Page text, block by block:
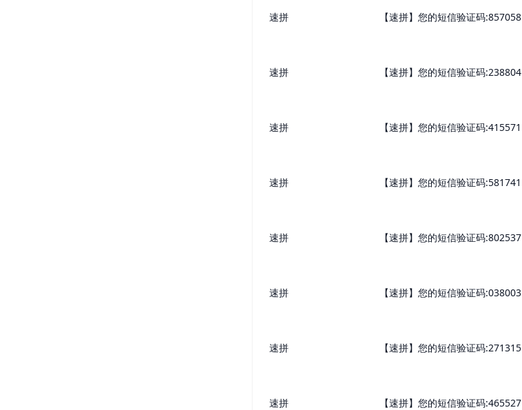
速拼 【速拼】您的短信验证码:857058
速拼 【速拼】您的短信验证码:238804
速拼 【速拼】您的短信验证码:415571
速拼 【速拼】您的短信验证码:581741
速拼 【速拼】您的短信验证码:802537
速拼 【速拼】您的短信验证码:038003
速拼 【速拼】您的短信验证码:271315
速拼 【速拼】您的短信验证码:465527